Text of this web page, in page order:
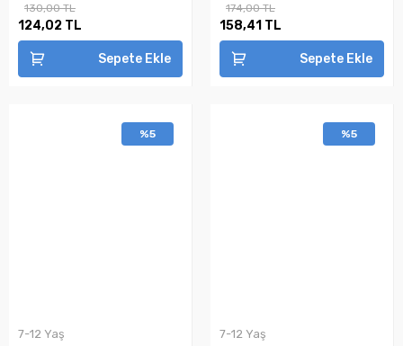
130,00 TL
124,02 TL
Sepete Ekle
174,00 TL
158,41 TL
Sepete Ekle
%5
7-12 Yaş
%5
7-12 Yaş